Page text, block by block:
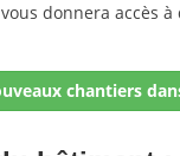
donnera accès à